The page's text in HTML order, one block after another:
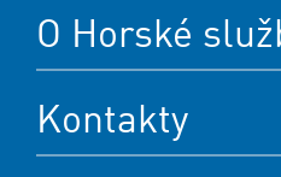
O Horské
Kontakty